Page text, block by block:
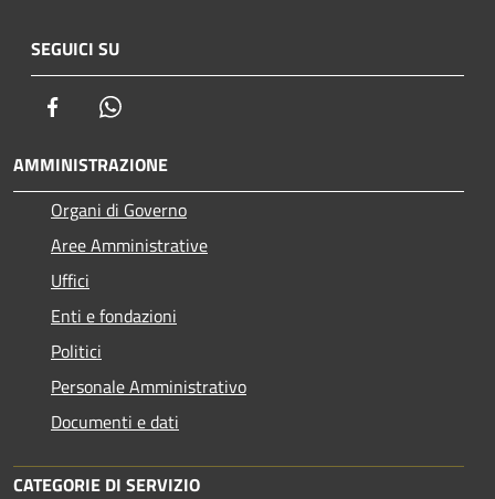
SEGUICI SU
Facebook
AMMINISTRAZIONE
Organi di Governo
Aree Amministrative
Uffici
Enti e fondazioni
Politici
Personale Amministrativo
Documenti e dati
CATEGORIE DI SERVIZIO